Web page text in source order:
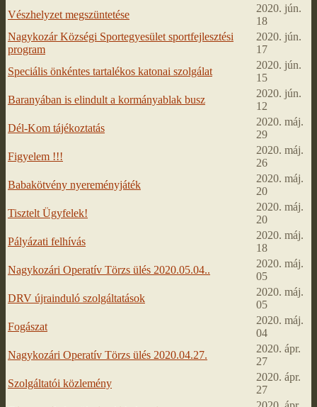
Vészhelyzet megszüntetése
2020. jún.
18
Nagykozár Községi Sportegyesület sportfejlesztési
program
2020. jún.
17
Speciális önkéntes tartalékos katonai szolgálat
2020. jún.
15
Baranyában is elindult a kormányablak busz
2020. jún.
12
Dél-Kom tájékoztatás
2020. máj.
29
Figyelem !!!
2020. máj.
26
Babakötvény nyereményjáték
2020. máj.
20
Tisztelt Ügyfelek!
2020. máj.
20
Pályázati felhívás
2020. máj.
18
Nagykozári Operatív Törzs ülés 2020.05.04..
2020. máj.
05
DRV újrainduló szolgáltatások
2020. máj.
05
Fogászat
2020. máj.
04
Nagykozári Operatív Törzs ülés 2020.04.27.
2020. ápr.
27
Szolgáltatói közlemény
2020. ápr.
27